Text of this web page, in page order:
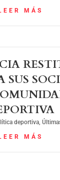
MÁS
SUS
deportiva,
MÁS